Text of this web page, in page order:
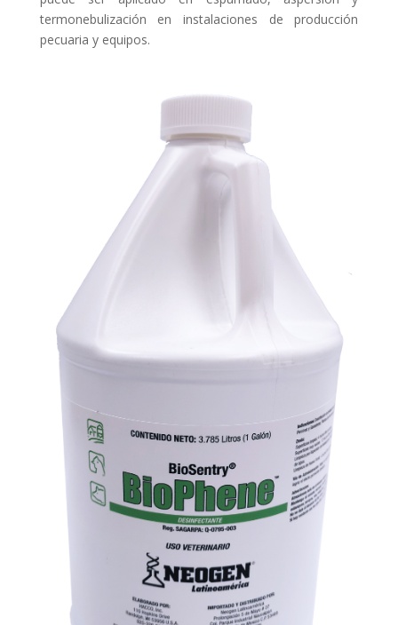
termonebulización en instalaciones de producción
pecuaria y equipos.